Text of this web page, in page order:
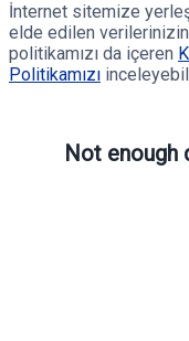
İnternet sitemize
elde edilen
politikamızı da içeren
Politikamızı
Not enough